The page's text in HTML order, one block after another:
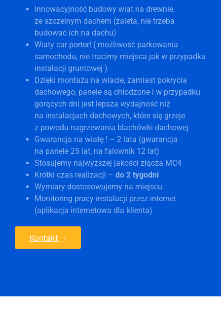
Innowacyjność budowy wiat na drewnie,
ze szczelnym dachem (zaleta, nie trzeba
budować ich na dachu)
Wiaty car porter! ( możliwość parkowania
samochodu, nie tracimy miejsca jak w przypadku
instalacji gruntowej )
Dzięki montażu na wiacie, zamiast pokrycia
dachowego, panele są chłodzone i w przypadku
gorących dni jest lepsza wydajność niż
na instalacjach dachowych, które się grzeje
z powodu nagrzewania blachówki dachowej
Gwarancja na wiatę ! – 2 lata (gwarancja
na panele 25 lat, na falownik 12 lat)
Stosujemy najwyższej jakości złącza MC4
Krótki czas realizacji – do 2 tygodni
Wymiary dostosowujemy na miejscu
Monitoring pracy instalacji przez internet
(aplikacja internetowa dla klienta)
Kontakt